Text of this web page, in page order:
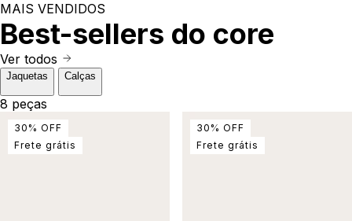
MAIS VENDIDOS
Best-sellers do core
Ver todos
Jaquetas Calças
8 peças
30 % OFF
Frete grátis
30 % OFF
Frete grátis